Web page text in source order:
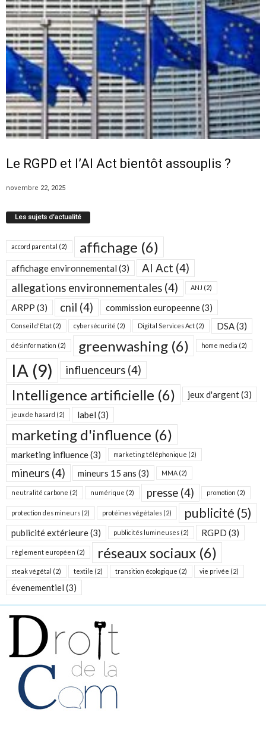
Le RGPD et l’AI Act bientôt assouplis ?
novembre 22, 2025
Les sujets d’actualité
accord parental (2) affichage (6)
affichage environnemental (3) AI Act (4)
allegations environnementales (4) ANJ (2)
ARPP (3) cnil (4) commission europeenne(3)
Conseil d'Etat (2) cybersécurité (2) Digital Services Act (2) DSA(3)
désinformation (2) greenwashing (6) home media (2)
IA (9) influenceurs (4)
Intelligence artificielle (6) jeux d'argent(3)
jeux de hasard (2) label (3)
marketing d'influence (6)
marketing influence(3) marketing téléphonique (2)
mineurs (4) mineurs 15 ans (3) MMA (2)
neutralité carbone (2) numérique (2) presse (4) promotion (2)
protection des mineurs (2) protéines végétales (2) publicité (5)
publicité extérieure(3) publicités lumineuses (2) RGPD (3)
règlement européen (2) réseaux sociaux (6)
steak végétal (2) textile (2) transition écologique (2) vie privée (2)
évenementiel (3)